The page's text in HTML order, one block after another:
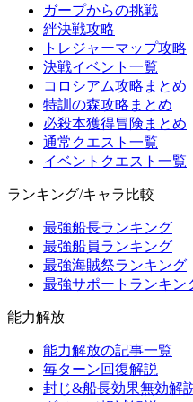
ガープからの挑戦
絆決戦攻略
トレジャーマップ攻略
決戦イベント一覧
コロシアム攻略まとめ
特訓の森攻略まとめ
必殺本獲得冒険まとめ
通常クエスト一覧
イベントクエスト一覧
ランキング/キャラ比較
最強船長ランキング
最強船員ランキング
最強海賊祭ランキング
最強サポートランキン
能力解放
能力解放の記事一覧
毎ターン回復解説
封じ&船長効果無効解